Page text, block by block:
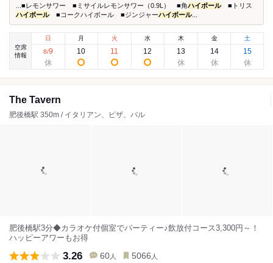
...■レモンサワー ■ミサイルレモンサワー（0.9L） ■角ハイボール■トリス
ハイボール■コークハイボール ■ジンジャーハイボール...
空席
情報
日
8/9
月
10
火
11
水
12
木
13
金
14
土
15
The Tavern
肥後橋駅 350m / イタリアン、ピザ、バル
肥後橋駅3分◆カラオケ付個室でパーティー♪飲放付コース3,300円～！
ハッピーアワーもお得
3.26 60 人 5066 人